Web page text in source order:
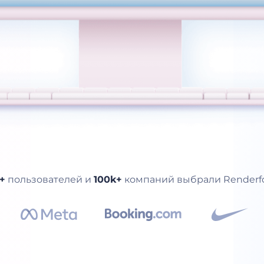
пользователей и 100k+ компаний выбрали